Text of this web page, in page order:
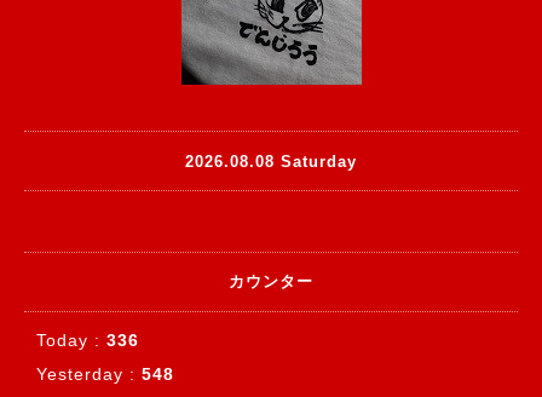
2026.08.08 Saturday
カウンター
Today : 336
Yesterday : 548